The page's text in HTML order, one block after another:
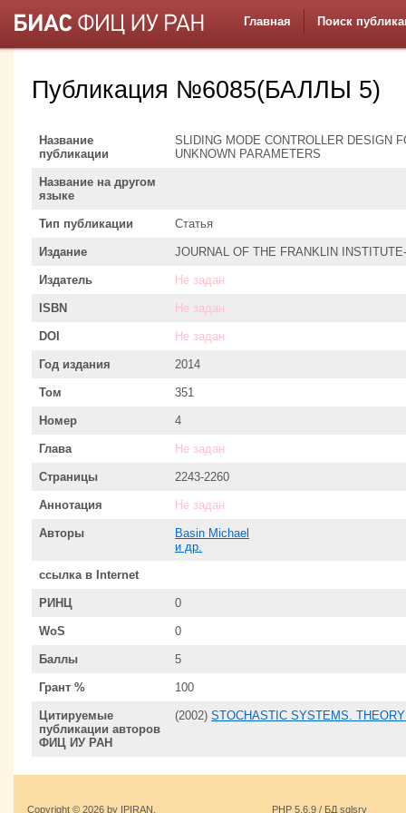
Главная Поиск
Публикация №6085(БАЛЛЫ 5)
Название
публикации
SLIDING MODE CONTROLLER DESIGN
UNKNOWN PARAMETERS
Название на другом
языке
Тип публикации Статья
Издание JOURNAL OF THE FRANKLIN
Издатель Не задан
ISBN Не задан
DOI Не задан
Год издания 2014
Том 351
Номер 4
Глава Не задан
Страницы 2243-2260
Аннотация Не задан
Авторы
Basin Michael
и др.
ссылка в Internet
РИНЦ 0
WoS 0
Баллы 5
Грант % 100
Цитируемые
публикации авторов
ФИЦ ИУ РАН
(2002) STOCHASTIC SYSTEMS.
Copyright © 2026 by IPIRAN.
PHP 5.6.9 / БД sqlsrv